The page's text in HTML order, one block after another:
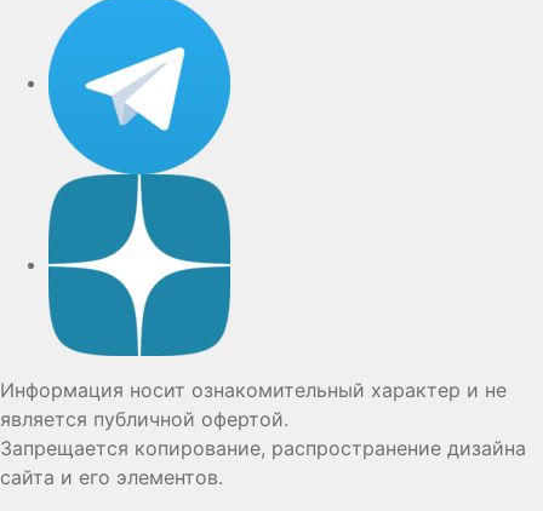
Информация носит ознакомительный характер и не
является публичной офертой.
Запрещается копирование, распространение дизайна
сайта и его элементов.